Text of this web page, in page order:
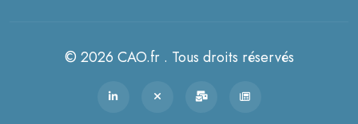
© 2026 CAO.fr . Tous droits réservés